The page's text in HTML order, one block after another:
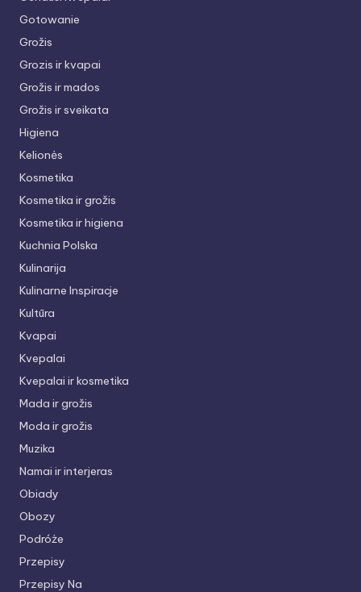
Gotowanie
Grožis
Grozis ir kvapai
Grožis ir mados
Grožis ir sveikata
Higiena
Kelionės
Kosmetika
Kosmetika ir grožis
Kosmetika ir higiena
Kuchnia Polska
Kulinarija
Kulinarne Inspiracje
Kultūra
Kvapai
Kvepalai
Kvepalai ir kosmetika
Mada ir grožis
Moda ir grožis
Muzika
Namai ir interjeras
Obiady
Obozy
Podróże
Przepisy
Przepisy Na